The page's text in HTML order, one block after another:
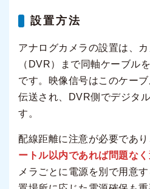
設置方法
アナログカメラの設置は、
（DVR）まで同軸ケーブル
です。映像信号はこのケー
伝送され、DVR側でデジタ
す。
配線距離に注意が必要であり
ートル以内であれば問題な
メラごとに電源を別で用意